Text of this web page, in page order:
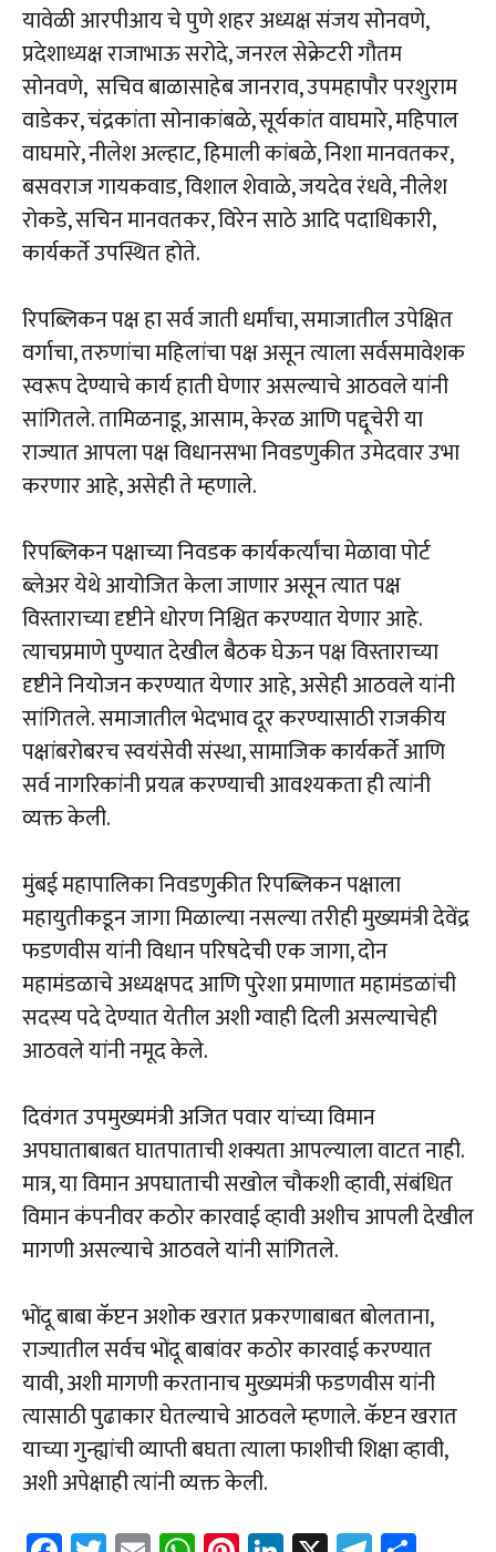
यावेळी आरपीआय चे पुणे शहर अध्यक्ष संजय सोनवणे,
प्रदेशाध्यक्ष राजाभाऊ सरोदे, जनरल सेक्रेटरी गौतम
सोनवणे, सचिव बाळासाहेब जानराव, उपमहापौर परशुराम
वाडेकर, चंद्रकांता सोनाकांबळे, सूर्यकांत वाघमारे, महिपाल
वाघमारे, नीलेश अल्हाट, हिमाली कांबळे, निशा मानवतकर,
बसवराज गायकवाड, विशाल शेवाळे, जयदेव रंधवे, नीलेश
रोकडे, सचिन मानवतकर, विरेन साठे आदि पदाधिकारी,
कार्यकर्ते उपस्थित होते.
रिपब्लिकन पक्ष हा सर्व जाती धर्मांचा, समाजातील उपेक्षित
वर्गाचा, तरुणांचा महिलांचा पक्ष असून त्याला सर्वसमावेशक
स्वरूप देण्याचे कार्य हाती घेणार असल्याचे आठवले यांनी
सांगितले. तामिळनाडू, आसाम, केरळ आणि पद्दूचेरी या
राज्यात आपला पक्ष विधानसभा निवडणुकीत उमेदवार उभा
करणार आहे, असेही ते म्हणाले.
रिपब्लिकन पक्षाच्या निवडक कार्यकर्त्यांचा मेळावा पोर्ट
ब्लेअर येथे आयोजित केला जाणार असून त्यात पक्ष
विस्ताराच्या दृष्टीने धोरण निश्चित करण्यात येणार आहे.
त्याचप्रमाणे पुण्यात देखील बैठक घेऊन पक्ष विस्ताराच्या
दृष्टीने नियोजन करण्यात येणार आहे, असेही आठवले यांनी
सांगितले. समाजातील भेदभाव दूर करण्यासाठी राजकीय
पक्षांबरोबरच स्वयंसेवी संस्था, सामाजिक कार्यकर्ते आणि
सर्व नागरिकांनी प्रयत्न करण्याची आवश्यकता ही त्यांनी
व्यक्त केली.
मुंबई महापालिका निवडणुकीत रिपब्लिकन पक्षाला
महायुतीकडून जागा मिळाल्या नसल्या तरीही मुख्यमंत्री देवेंद्र
फडणवीस यांनी विधान परिषदेची एक जागा, दोन
महामंडळाचे अध्यक्षपद आणि पुरेशा प्रमाणात महामंडळांची
सदस्य पदे देण्यात येतील अशी ग्वाही दिली असल्याचेही
आठवले यांनी नमूद केले.
दिवंगत उपमुख्यमंत्री अजित पवार यांच्या विमान
अपघाताबाबत घातपाताची शक्यता आपल्याला वाटत नाही.
मात्र, या विमान अपघाताची सखोल चौकशी व्हावी, संबंधित
विमान कंपनीवर कठोर कारवाई व्हावी अशीच आपली देखील
मागणी असल्याचे आठवले यांनी सांगितले.
भोंदू बाबा कॅप्टन अशोक खरात प्रकरणाबाबत बोलताना,
राज्यातील सर्वच भोंदू बाबांवर कठोर कारवाई करण्यात
यावी, अशी मागणी करतानाच मुख्यमंत्री फडणवीस यांनी
त्यासाठी पुढाकार घेतल्याचे आठवले म्हणाले. कॅप्टन खरात
याच्या गुन्ह्यांची व्याप्ती बघता त्याला फाशीची शिक्षा व्हावी,
अशी अपेक्षाही त्यांनी व्यक्त केली.